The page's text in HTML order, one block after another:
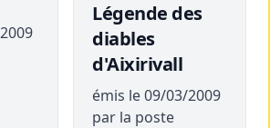
Légende des
diables
d'Aixirivall
émis le 09/03/2009
par la poste